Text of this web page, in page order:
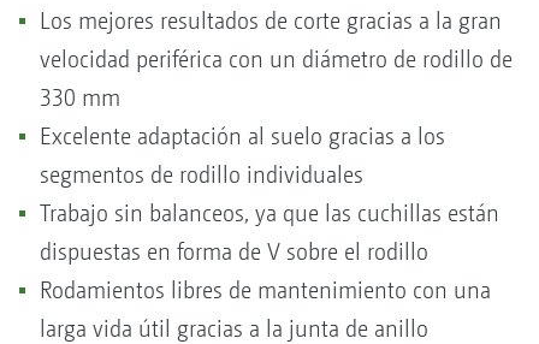
Los mejores resultados de corte gracias a la gran
velocidad periférica con un diámetro de rodillo de
330 mm
Excelente adaptación al suelo gracias a los
segmentos de rodillo individuales
Trabajo sin balanceos, ya que las cuchillas están
dispuestas en forma de V sobre el rodillo
Rodamientos libres de mantenimiento con una
larga vida útil gracias a la junta de anillo